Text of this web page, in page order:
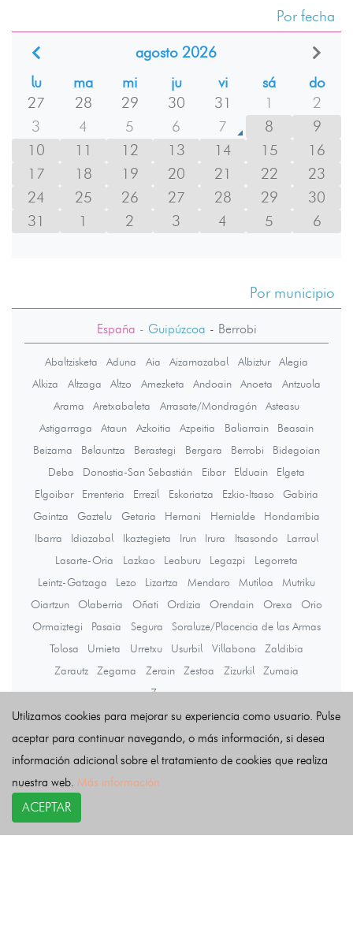
Por fecha
agosto 2026
lu
ma mi ju vi sá
do
27
28 29 30 31 1
2
3
4 5 6 7 8
9
10
11 12 13 14 15
16
17
18 19 20 21 22
23
24
25 26 27 28 29
30
31
1 2 3 4 5 6
Por municipio
España - Guipúzcoa - Berrobi
Abaltzisketa Aduna Aia Aizarnazabal Albiztur
Alegia
Alkiza
Altzaga Altzo Amezketa Andoain Anoeta
Antzuola
Arama
Aretxabaleta Arrasate/Mondragón
Asteasu
Astigarraga
Ataun Azkoitia Azpeitia Baliarrain
Beasain
Beizama
Belauntza Berastegi Bergara Berrobi
Bidegoian
Deba
Donostia-San Sebastián Eibar Elduain
Elgeta
Elgoibar
Errenteria Errezil Eskoriatza Ezkio-Itsaso
Gabiria
Gaintza
Gaztelu Getaria Hernani Hernialde
Hondarribia
Ibarra
Idiazabal Ikaztegieta Irun Irura Itsasondo
Larraul
Lasarte-Oria
Lazkao Leaburu Legazpi
Legorreta
Leintz-Gatzaga
Lezo Lizartza Mendaro Mutiloa
Mutriku
Oiartzun
Olaberria Oñati Ordizia Orendain Orexa
Orio
Ormaiztegi
Pasaia Segura
Soraluze/Placencia de las Armas
Tolosa
Urnieta Urretxu Usurbil Villabona
Zaldibia
Zarautz
Zegama Zerain Zestoa Zizurkil
Zumaia
Zumarraga
Últimas noticias
Utilizamos cookies para mejorar su experiencia como usuario. Pulse
aceptar para continuar navegando, o más información, si desea
información adicional sobre el tratamiento de cookies que realiza
nuestra web. Más información
ACEPTAR